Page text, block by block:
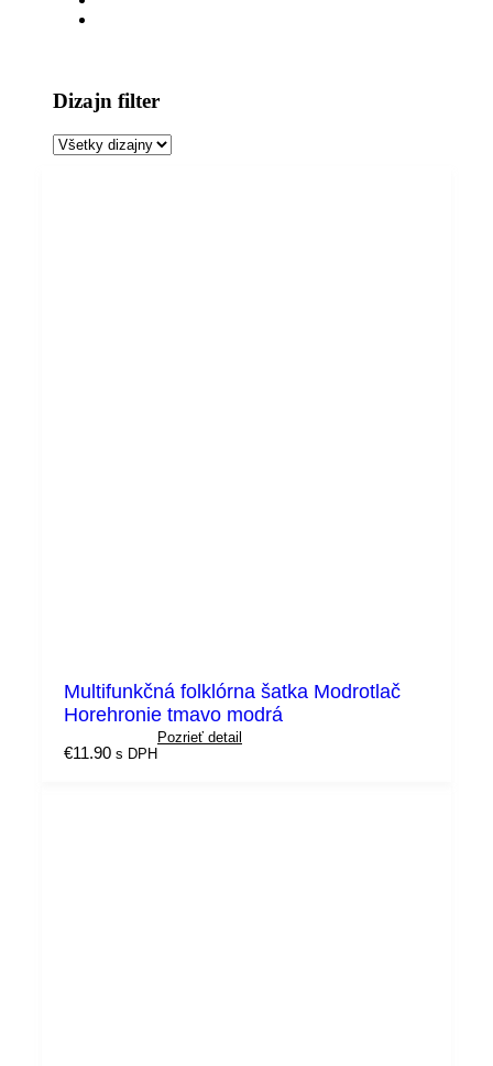
Dizajn filter
Multifunkčná folklórna šatka Modrotlač
Horehronie tmavo modrá
€11.90 s DPH
Pozrieť detail